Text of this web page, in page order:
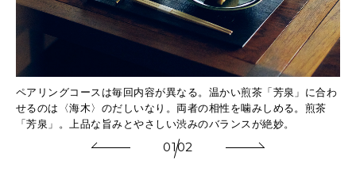
2026年7月号「鎌倉 ローカルが 教えてくれた 本当の歩き方。」
2026年6月号「大銀座 トレンドが生まれる 新しい一流店へ。」
2026年4月号「未来をつくる、学びの教科書。」
2026年3月号「スイーツ予想図 2026」
MAGAZINE MOOK
FOLLOW US!
制
の
〈
R
o
ペアリングコースは毎回内容が異なる。温かい煎茶「芳泉」に合わ
せるのは〈海木〉のだしいなり。両者の相性を噛みしめる。煎茶
「芳泉」。上品な旨みとやさしい渋みのバランスが絶妙。
0102